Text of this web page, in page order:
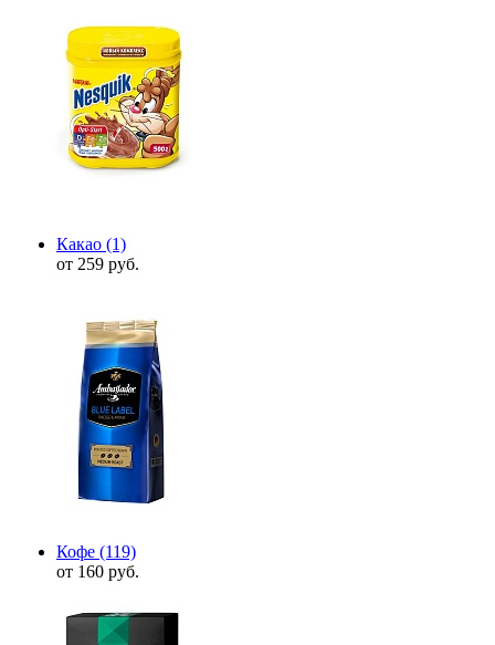
Какао (1)
от 259 руб.
Кофе (119)
от 160 руб.